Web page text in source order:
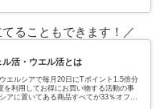
ることもできます！／
ル活・ウエル活とは
エルシアで毎月20日にTポイント1.5倍分
を利用してお得にお買い物する活動の事
アに置いてある商品すべてが33％オフに